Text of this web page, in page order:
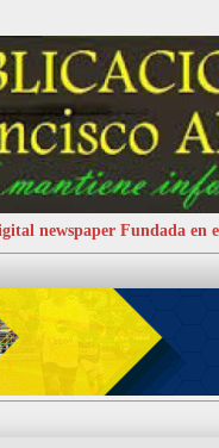
newspaper Fundada en